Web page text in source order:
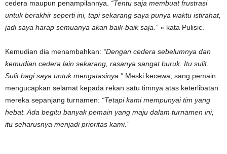
cedera maupun penampilannya. “Tentu saja membuat frustrasi
untuk berakhir seperti ini, tapi sekarang saya punya waktu istirahat,
jadi saya harap semuanya akan baik-baik saja.” » kata Pulisic.
Kemudian dia menambahkan: “Dengan cedera sebelumnya dan
kemudian cedera lain sekarang, rasanya sangat buruk. Itu sulit.
Sulit bagi saya untuk mengatasinya.” Meski kecewa, sang pemain
mengucapkan selamat kepada rekan satu timnya atas keterlibatan
mereka sepanjang turnamen: “Tetapi kami mempunyai tim yang
hebat. Ada begitu banyak pemain yang maju dalam turnamen ini,
itu seharusnya menjadi prioritas kami.”